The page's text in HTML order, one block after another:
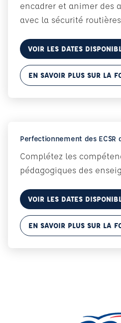
encadrer et animer des
avec la sécurité
VOIR LES DATES
EN SAVOIR PLUS SUR LA
Perfectionnement des
Complétez les
pédagogiques des
VOIR LES DATES
EN SAVOIR PLUS SUR LA